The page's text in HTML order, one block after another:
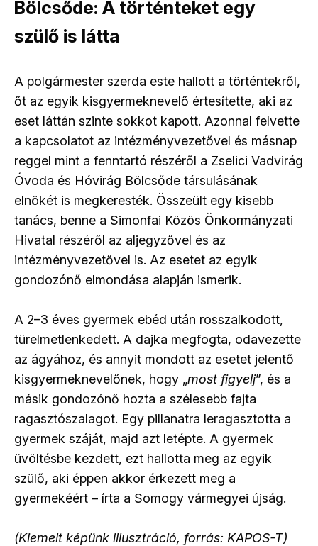
Bölcsőde: A történteket egy
szülő is látta
A polgármester szerda este hallott a történtekről,
őt az egyik kisgyermeknevelő értesítette, aki az
eset láttán szinte sokkot kapott. Azonnal felvette
a kapcsolatot az intézményvezetővel és másnap
reggel mint a fenntartó részéről a Zselici Vadvirág
Óvoda és Hóvirág Bölcsőde társulásának
elnökét is megkeresték. Összeült egy kisebb
tanács, benne a Simonfai Közös Önkormányzati
Hivatal részéről az aljegyzővel és az
intézményvezetővel is. Az esetet az egyik
gondozónő elmondása alapján ismerik.
A 2–3 éves gyermek ebéd után rosszalkodott,
türelmetlenkedett. A dajka megfogta, odavezette
az ágyához, és annyit mondott az esetet jelentő
kisgyermeknevelőnek, hogy „most figyelj”, és a
másik gondozónő hozta a szélesebb fajta
ragasztószalagot. Egy pillanatra leragasztotta a
gyermek száját, majd azt letépte. A gyermek
üvöltésbe kezdett, ezt hallotta meg az egyik
szülő, aki éppen akkor érkezett meg a
gyermekéért – írta a Somogy vármegyei újság.
(Kiemelt képünk illusztráció, forrás: KAPOS-T)